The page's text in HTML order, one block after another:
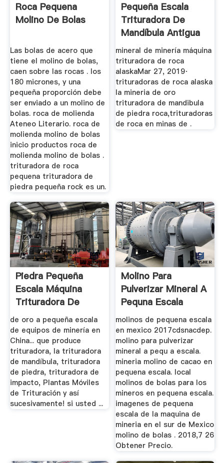
Roca Pequena
Molino De Bolas
Las bolas de acero que
tiene el molino de bolas,
caen sobre las rocas . los
180 micrones, y una
pequeña proporción debe
ser enviado a un molino de
bolas. roca de molienda
Ateneo Literario. roca de
molienda molino de bolas
inicio productos roca de
molienda molino de bolas .
trituradora de roca
pequena trituradora de
piedra pequeña rock es un.
Pequeña Escala
Trituradora De
Mandíbula Antigua
Roca
mineral de minería máquina
trituradora de roca
alaskaMar 27, 2019·
trituradoras de roca alaska
la mineria de oro
trituradora de mandibula
de piedra roca,trituradoras
de roca en minas de .
Piedra Pequeña
Escala Máquina
Trituradora De
China
de oro a pequeña escala
de equipos de minería en
China... que produce
trituradora, la trituradora
de mandíbula, trituradora
de piedra, trituradora de
impacto, Plantas Móviles
de Trituración y así
sucesivamente! si usted ...
Molino Para
Pulverizar Mineral A
Pequna Escala
molinos de pequena escala
en mexico 2017cdsnacdep.
molino para pulverizar
mineral a pequ a escala.
mineria molino de cacao en
pequena escala. local
molinos de bolas para los
mineros en pequena escala.
imagenes de pequena
escala de la maquina de
mineria en el sur de Mexico
molino de bolas . 2018,7 26
Obtener Precio.